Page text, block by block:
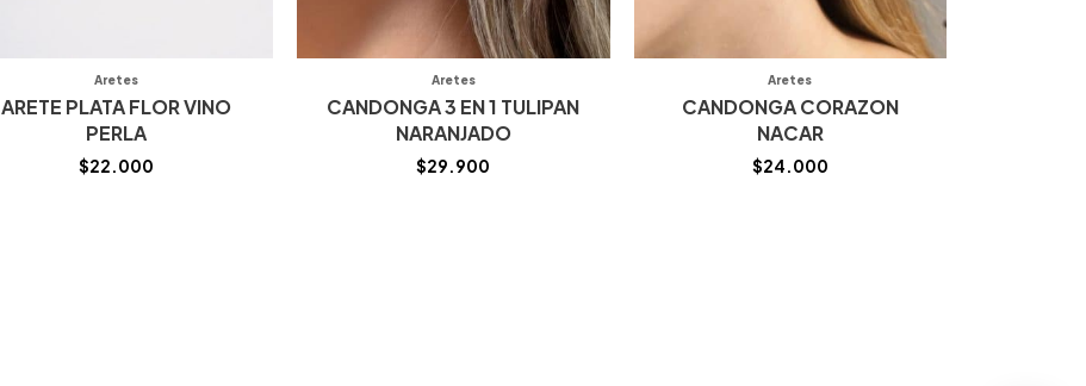
Aretes
ARETE PLATA FLOR VINO
PERLA
$22.000
Aretes
CANDONGA 3 EN 1 TULIPAN
NARANJADO
$29.900
Aretes
CANDONGA CORAZON
NACAR
$24.000